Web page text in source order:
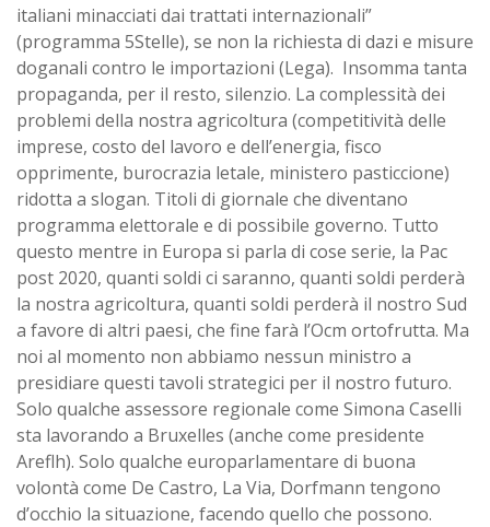
italiani minacciati dai trattati internazionali”
(programma 5Stelle), se non la richiesta di dazi e misure
doganali contro le importazioni (Lega). Insomma tanta
propaganda, per il resto, silenzio. La complessità dei
problemi della nostra agricoltura (competitività delle
imprese, costo del lavoro e dell’energia, fisco
opprimente, burocrazia letale, ministero pasticcione)
ridotta a slogan. Titoli di giornale che diventano
programma elettorale e di possibile governo. Tutto
questo mentre in Europa si parla di cose serie, la Pac
post 2020, quanti soldi ci saranno, quanti soldi perderà
la nostra agricoltura, quanti soldi perderà il nostro Sud
a favore di altri paesi, che fine farà l’Ocm ortofrutta. Ma
noi al momento non abbiamo nessun ministro a
presidiare questi tavoli strategici per il nostro futuro.
Solo qualche assessore regionale come Simona Caselli
sta lavorando a Bruxelles (anche come presidente
Areflh). Solo qualche europarlamentare di buona
volontà come De Castro, La Via, Dorfmann tengono
d’occhio la situazione, facendo quello che possono.